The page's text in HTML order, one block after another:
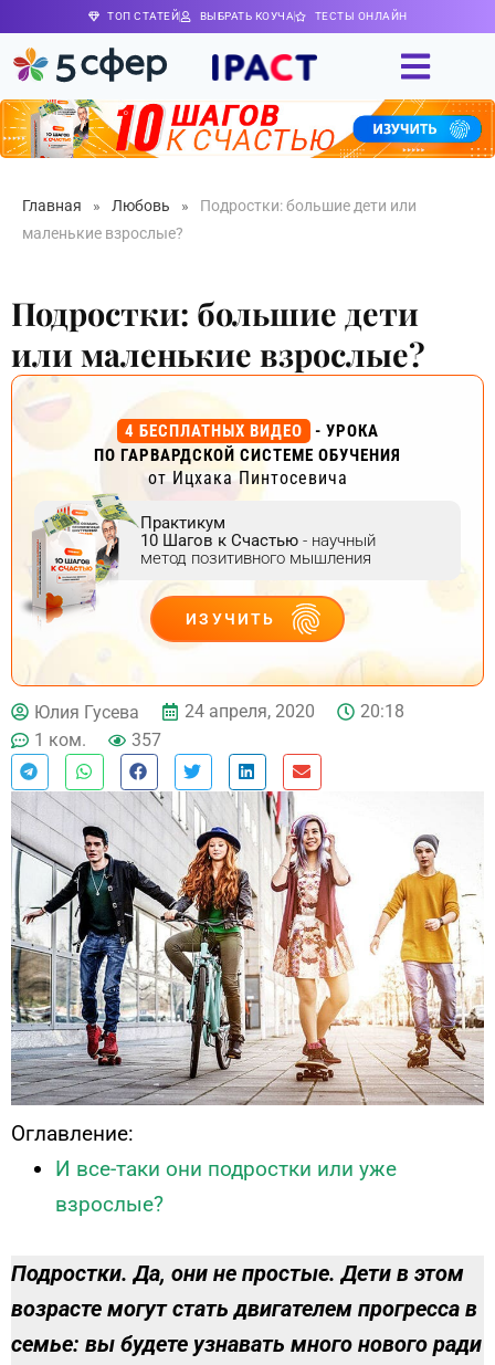
ТОП СТАТЕЙ ВЫБРАТЬ КОУЧА ТЕСТЫ ОНЛАЙН
Главная » Любовь »
Подростки: большие дети или
маленькие взрослые?
Подростки: большие дети
или маленькие взрослые?
4 БЕСПЛАТНЫХ ВИДЕО
- УРОКА
ПО ГАРВАРДСКОЙ СИСТЕМЕ ОБУЧЕНИЯ
от Ицхака Пинтосевича
Практикум
10 Шагов к Счастью - научный
метод позитивного мышления
ИЗУЧИТЬ
ДЕЙСТВУЙ
Юлия Гусева 24 апреля, 2020
20:18
1 ком.
357
Оглавление:
И все-таки они подростки или уже
взрослые?
Подростки. Да, они не простые. Дети в этом
возрасте могут стать двигателем прогресса в
семье: вы будете узнавать много нового ради